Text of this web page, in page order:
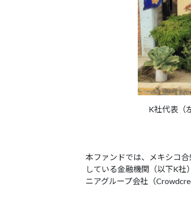
K社代表（
本ファンドでは、メキシコ
している金融機関（以下K社
ニアグループ会社（